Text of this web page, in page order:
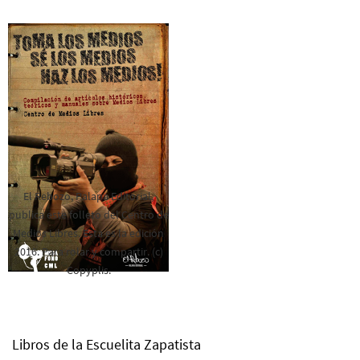
El Rebozo, Palapa Editorial,
publica este folleto del Centro de
Medios Libres. Esta es la edición
2016. Para rolar y compartir. (c)
Copyplis.
Libros de la Escuelita Zapatista